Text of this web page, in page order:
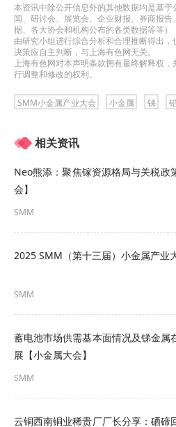
束的影响开始下降，组件排
天然气价格上涨带来一定的
始堵口减产，玻璃成交重心
春节之后，终端需求迅速被
产量接近60GW，而玻璃供
炉的影响导致下降，玻璃去
格快速走高。
的趋势下，前期多数建成未
缺，但后续价格隐患开始逐
5月至今，组件排产开始下降
回落，组件价格开始进入下
本资讯中除公开信息外的其他数据均是基
闻、研讨会、展览会、企业财报、券商报
据、各大协会和机构公布的各类数据等等）
由研究小组进行综合分析和合理推断得出
决策应自主判断，与上海有色网无关。
上海有色网对本声明条款拥有最终解释权
行调整和修改的权利。
SMM小金属产业大会 小金属 锑
相关资讯
Neo熊添：聚焦镓资源格局与关税政
会】
SMM
2025 SMM（第十三届）小金属产业
SMM
蓄电池市场供需基本面情况及锑金属
展【小金属大会】
SMM
云铜西南铜业稀贵厂厂长分享：硒碲